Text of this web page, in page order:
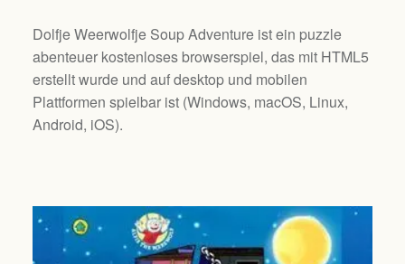
Dolfje Weerwolfje Soup Adventure ist ein puzzle
abenteuer kostenloses browserspiel, das mit HTML5
erstellt wurde und auf desktop und mobilen
Plattformen spielbar ist (Windows, macOS, Linux,
Android, iOS).